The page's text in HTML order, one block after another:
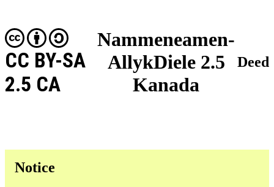
Nammeneamen-
AllykDiele 2.5
Kanada
CC BY-SA
2.5 CA
Deed
Notice